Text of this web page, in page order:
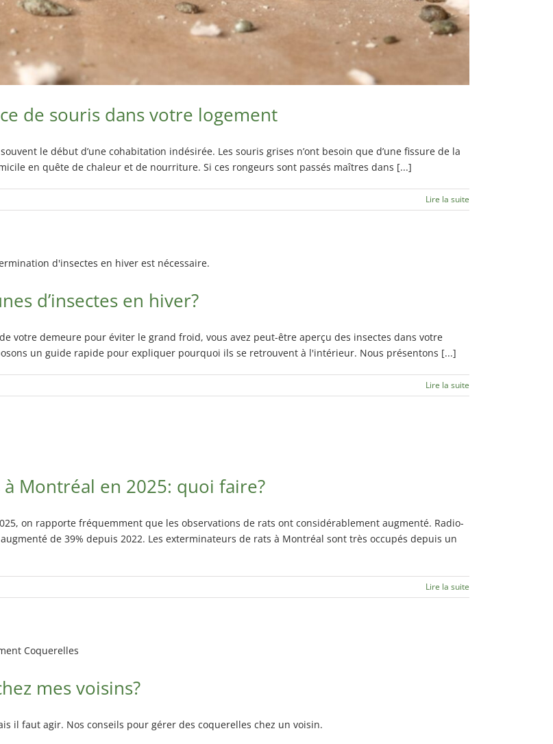
de souris dans votre logement
le début d’une cohabitation indésirée. Les souris grises n’ont besoin que d’une fissure de la
en quête de chaleur et de nourriture. Si ces rongeurs sont passés maîtres dans [...]
Lire la suite
d’insectes en hiver?
votre demeure pour éviter le grand froid, vous avez peut-être aperçu des insectes dans votre
un guide rapide pour expliquer pourquoi ils se retrouvent à l'intérieur. Nous présentons [...]
Lire la suite
Montréal en 2025: quoi faire?
on rapporte fréquemment que les observations de rats ont considérablement augmenté. Radio-
de 39% depuis 2022. Les exterminateurs de rats à Montréal sont très occupés depuis un
Lire la suite
mes voisins?
il faut agir. Nos conseils pour gérer des coquerelles chez un voisin.